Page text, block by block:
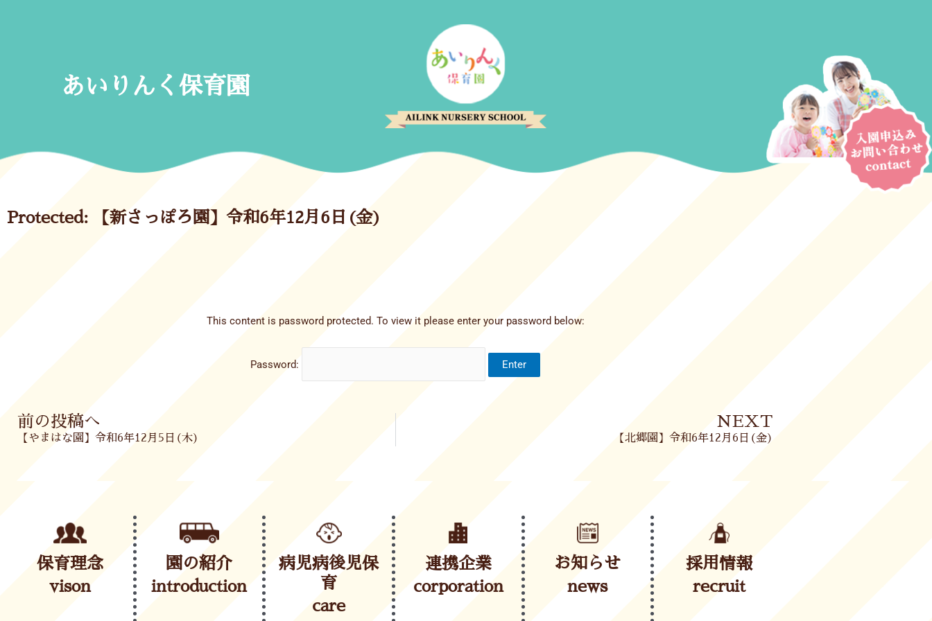
あいりんく保育園
Protected: 【新さっぽろ園】令和6年12月6日(金)
This content is password protected. To view it please enter your password below:
Password:
Prev
前の投稿へ
【やまはな園】令和6年12月5日(木)
NEXT
【北郷園】令和6年12月6日(金)
保育理念
vison
園の紹介
introduction
病児病後児保
育
care
連携企業
corporation
お知らせ
news
採用情報
recruit